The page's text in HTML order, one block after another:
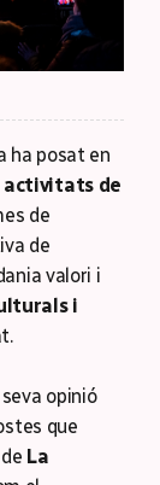
ha posat en
activitats de
de
de
valori i
i
opinió
que
La